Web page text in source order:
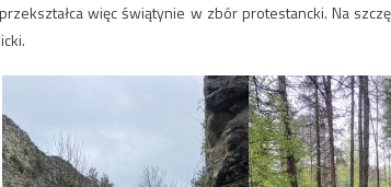
więc świątynie w zbór protestancki. Na